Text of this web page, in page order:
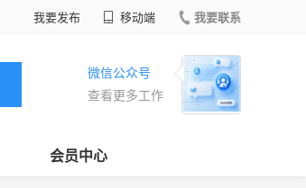
我要发布 移动端 我要联系
微信公众号
查看更多工作
会员中心